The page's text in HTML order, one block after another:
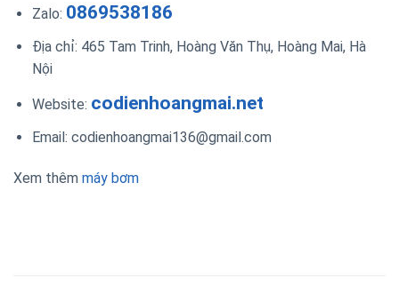
Zalo: 0869538186
Địa chỉ: 465 Tam Trinh, Hoàng Văn Thụ, Hoàng Mai, Hà
Nội
Website: codienhoangmai.net
Email: codienhoangmai136@gmail.com
Xem thêm máy bơm